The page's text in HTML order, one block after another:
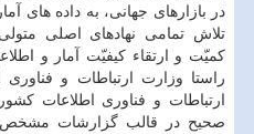
در بازارهای جهانی، به داده های
تلاش تمامی نهادهای اصلی
كمیّت و ارتقاء كیفیّت آمار و
راستا وزارت ارتباطات و
ارتباطات و فناوری اطلاعات
صحیح در قالب گزارشات مشخص